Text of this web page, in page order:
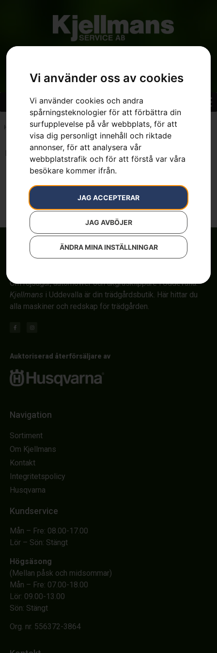
Vi använder oss av cookies
Vi använder cookies och andra
spårningsteknologier för att förbättra din
surfupplevelse på vår webbplats, för att
visa dig personligt innehåll och riktade
annonser, för att analysera vår
webbplatstrafik och för att förstå var våra
besökare kommer ifrån.
JAG ACCEPTERAR
JAG AVBÖJER
ÄNDRA MINA INSTÄLLNINGAR
Hem 0.4 kW
Inga resultat.
Om röjsågar, automower och åkgräsklippare i Uddevalla.
Kjellmans i Uddevalla är din trädgårdsbutik. Här hittar du
alla maskiner och redskap för trädgården.
Auktoriserad återförsäljare av
Navigation
Sortiment
Om Kjellmans
Kontakt
Integritetspolicy
Husqvarna
Kundservice
Mån – Fre: 08.00-17.00
Lör – Sön: Stängt
Högsäsong
(Mellan påsk och midsommar)
Mån – Fre: 07.00-18.00
Lör: 09.00-13.00
Sön: Stängt
Org. nr. 556372-3864